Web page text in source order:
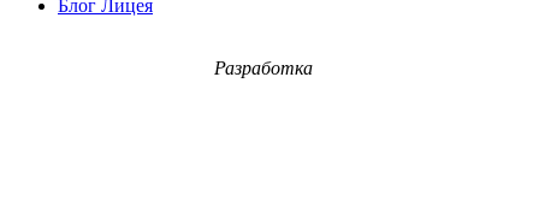
Блог Лицея
Разработка